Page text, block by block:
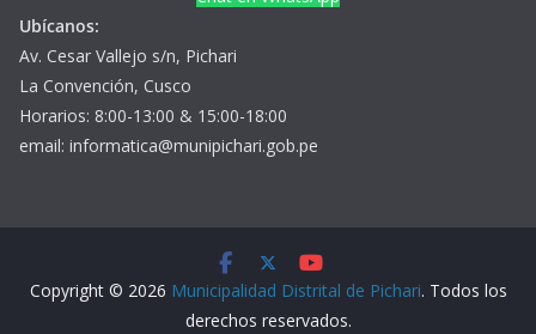
Ubícanos:
Av. Cesar Vallejo s/n, Pichari
La Convención, Cusco
Horarios: 8:00-13:00 & 15:00-18:00
email: informatica@munipichari.gob.pe
Copyright © 2026 Municipalidad Distrital de Pichari. Todos los
derechos reservados.